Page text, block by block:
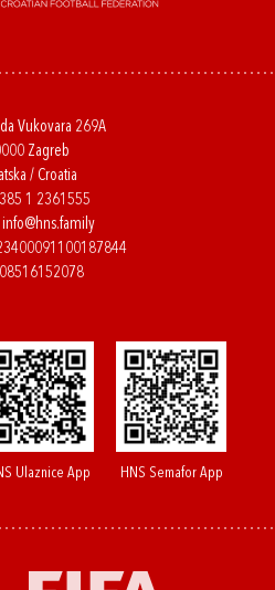
Vukovara 269A
Zagreb
/ Croatia
1 2361555
info@hns.family
Ulaznice App HNS Semafor App